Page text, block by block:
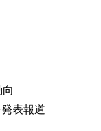
表報道